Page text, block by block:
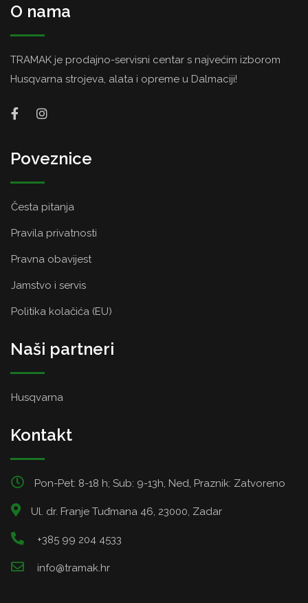
O nama
TRAMAK je prodajno-servisni centar s najvećim izborom
Husqvarna strojeva, alata i opreme u Dalmaciji!
Poveznice
Česta pitanja
Pravila privatnosti
Pravna obavijest
Jamstvo i servis
Politika kolačića (EU)
Naši partneri
Husqvarna
Kontakt
Pon-Pet: 8-18 h; Sub: 9-13h, Ned, Praznik: Zatvoreno
Ul. dr. Franje Tuđmana 46, 23000, Zadar
+385 99 204 4533
info@tramak.hr